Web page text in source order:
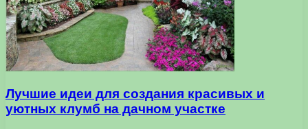
Лучшие идеи для создания красивых и
уютных клумб на дачном участке